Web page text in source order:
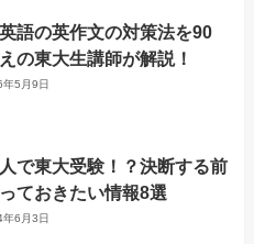
語の英作文の対策法を90
の東大生講師が解説！
5月9日
で東大受験！？決断する前
ておきたい情報8選
6月3日